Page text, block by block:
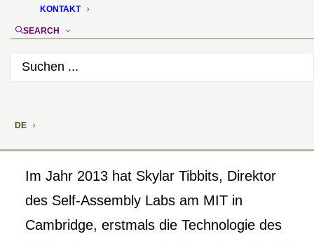
KONTAKT
SEARCH
DE
20. Juni 2017
Im Jahr 2013 hat Skylar Tibbits, Direktor
des Self-Assembly Labs am MIT in
Cambridge, erstmals die Technologie des